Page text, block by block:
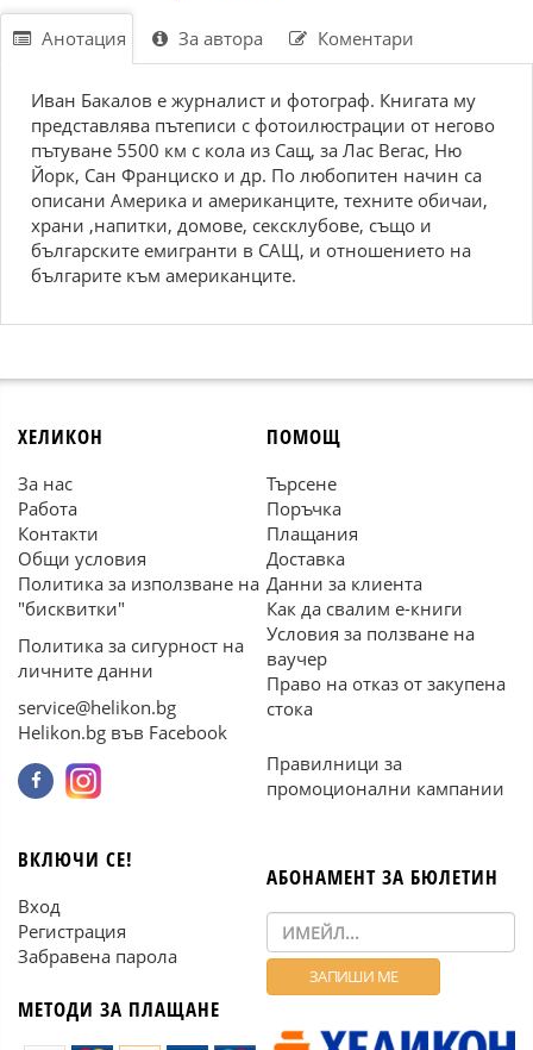
Анотация За автора Коментари
Иван Бакалов е журналист и фотограф. Книгата му
представлява пътеписи с фотоилюстрации от негово
пътуване 5500 км с кола из Сащ, за Лас Вегас, Ню
Йорк, Сан Франциско и др. По любопитен начин са
описани Америка и американците, техните обичаи,
храни ,напитки, домове, сексклубове, също и
българските емигранти в САЩ, и отношението на
българите към американците.
ХЕЛИКОН
За нас
Работа
Контакти
Общи условия
Политика за използване на
"бисквитки"
Политика за сигурност на
личните данни
service@helikon.bg
Helikon.bg във Facebook
ПОМОЩ
Търсене
Поръчка
Плащания
Доставка
Данни за клиента
Как да свалим е-книги
Условия за ползване на
ваучер
Право на отказ от закупена
стока
Правилници за
промоционални кампании
ВКЛЮЧИ СЕ!
Вход
Регистрация
Забравена парола
МЕТОДИ ЗА ПЛАЩАНЕ
АБОНАМЕНТ ЗА БЮЛЕТИН